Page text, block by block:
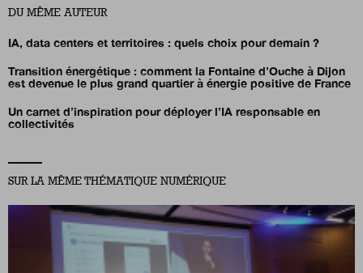
DU MÊME AUTEUR
IA, data centers et territoires : quels choix pour demain ?
Transition énergétique : comment la Fontaine d’Ouche à Dijon
est devenue le plus grand quartier à énergie positive de France
Un carnet d’inspiration pour déployer l’IA responsable en
collectivités
SUR LA MÊME THÉMATIQUE NUMÉRIQUE